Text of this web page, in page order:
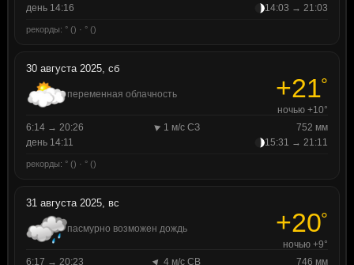
день 14:16
14:03 → 21:03
рекорды: ° () · ° ()
30 августа 2025, сб
переменная облачность +21°
ночью +10°
6:14 → 20:26
1 м/с СЗ
752 мм
день 14:11
15:31 → 21:11
рекорды: ° () · ° ()
31 августа 2025, вс
пасмурно возможен дождь +20°
ночью +9°
6:17 → 20:23
4 м/с СВ
746 мм